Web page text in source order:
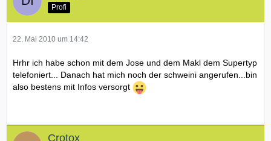
Profi
22. Mai 2010 um 14:42
Hrhr ich habe schon mit dem Jose und dem Makl dem Supertyp
telefoniert... Danach hat mich noch der schweini angerufen...bin
also bestens mit Infos versorgt
Crotox